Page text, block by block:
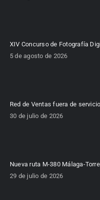
XIV Concurso de Fotografía
5 de agosto de 2026
Red de Ventas fuera de
30 de julio de 2026
Nueva ruta M-380 Málaga-
29 de julio de 2026